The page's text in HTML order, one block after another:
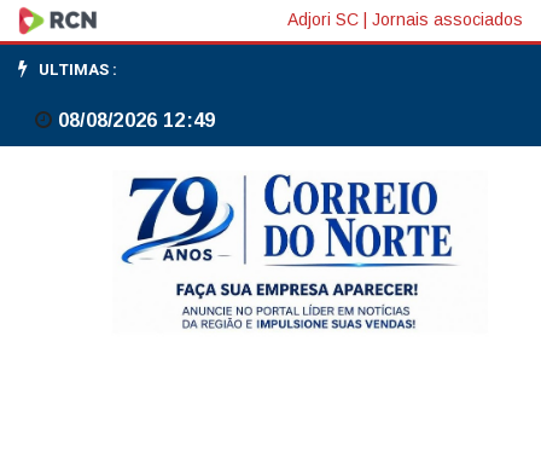
Lucas
Paquetá
tem
confirmada,
Adjori SC Jornais associados
ULTIMAS :
08/08/2026 12:49